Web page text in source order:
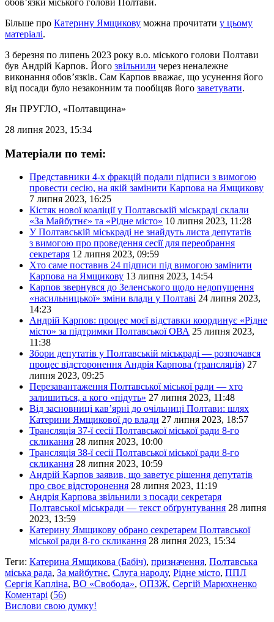
Більше про Катерину Ямщикову можна прочитати у цьому
матеріалі.
З березня по липень 2023 року в.о. міського голови Полтави
був Андрій Карпов. Його звільнили через неналежне
виконання обов’язків. Сам Карпов вважає, що усунення його
від посади було незаконним та пообіцяв його заветувати.
Ян ПРУГЛО, «Полтавщина»
28 липня 2023, 15:34
Матеріали по темі:
Представники 4-х фракцій подали підписи з вимогою
провести сесію, на якій замінити Карпова на Ямщикову
7 липня 2023, 16:25
Кістяк нової коаліції у Полтавській міськраді склали
«За Майбутнє» та «Рідне місто» 10 липня 2023, 11:28
У Полтавській міськраді не знайдуть листа депутатів
з вимогою про проведення сесії для переобрання
секретаря 12 липня 2023, 09:59
Хто саме поставив 24 підписи під вимогою замінити
Карпова на Ямщикову 13 липня 2023, 14:54
Карпов звернувся до Зеленського щодо недопущення
«насильницької» зміни влади у Полтаві 24 липня 2023,
14:23
Андрій Карпов: процес моєї відставки координує «Рідне
місто» за підтримки Полтавської ОВА 25 липня 2023,
11:38
Збори депутатів у Полтавській міськраді — розпочався
процес відсторонення Андрія Карпова (трансляція) 27
липня 2023, 09:25
Перезавантаження Полтавської міської ради — хто
залишиться, а кого «підуть» 27 липня 2023, 11:48
Від засновниці кав’ярні до очільниці Полтави: шлях
Катерини Ямщикової до влади 27 липня 2023, 18:57
Трансляція 37-ї сесії Полтавської міської ради 8-го
скликання 28 липня 2023, 10:00
Трансляція 38-ї сесії Полтавської міської ради 8-го
скликання 28 липня 2023, 10:59
Андрій Карпов заявив, що заветує рішення депутатів
про своє відсторонення 28 липня 2023, 11:19
Андрія Карпова звільнили з посади секретаря
Полтавської міськради — текст обґрунтування 28 липня
2023, 13:59
Катерину Ямщикову обрано секретарем Полтавської
міської ради 8-го скликання 28 липня 2023, 15:34
Теги: Катерина Ямщикова (Бабіч), призначення, Полтавська
міська рада, За майбутнє, Слуга народу, Рідне місто, ППЛ
Сергія Капліна, ВО «Свобода», ОПЗЖ, Сергій Марюхненко
Коментарі (56)
Вислови свою думку!